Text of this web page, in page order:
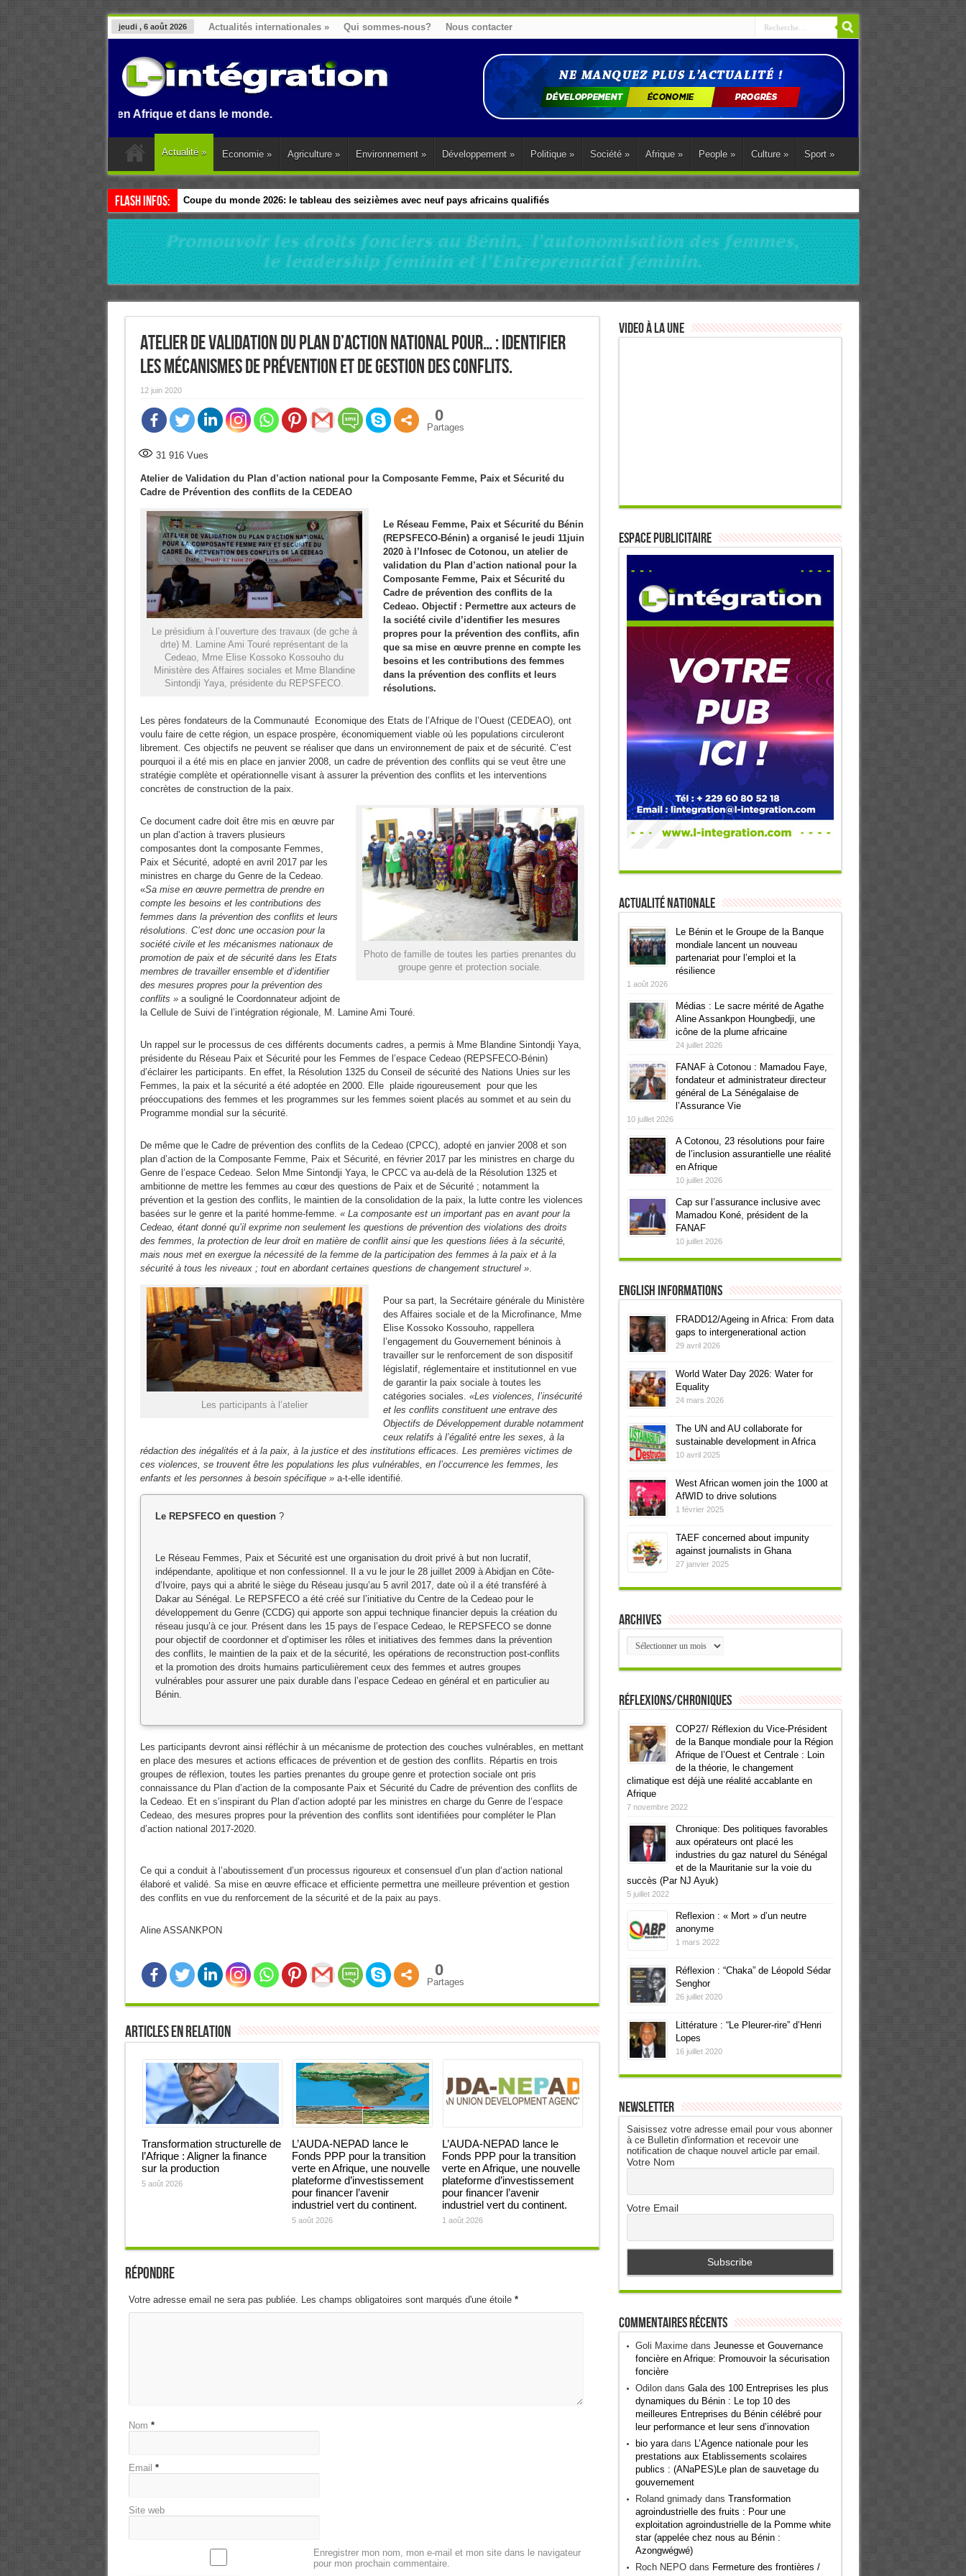
jeudi , 6 août 2026 Actualités internationales » Qui sommes-nous? Nous contacter
Benin, en Afrique et dans le monde.
Actualité » Economie » Agriculture » Environnement » Développement » Politique » Société » Afrique » People » Culture » Sport »
Flash Infos: Coupe du monde 2026: le tableau des seizièmes avec neuf pays africains qualifiés
Atelier de Validation du Plan d’action national pour… : Identifier
les mécanismes de prévention et de gestion des conflits.
12 juin 2020
0
Partages
31 916Vues
Atelier de Validation du Plan d’action national pour la Composante Femme, Paix et Sécurité du
Cadre de Prévention des conflits de la CEDEAO
Le présidium à l’ouverture des travaux (de gche à
drte) M. Lamine Ami Touré représentant de la
Cedeao, Mme Elise Kossoko Kossouho du
Ministère des Affaires sociales et Mme Blandine
Sintondji Yaya, présidente du REPSFECO.
Le Réseau Femme, Paix et Sécurité du Bénin
(REPSFECO-Bénin) a organisé le jeudi 11juin
2020 à l’Infosec de Cotonou, un atelier de
validation du Plan d’action national pour la
Composante Femme, Paix et Sécurité du
Cadre de prévention des conflits de la
Cedeao. Objectif : Permettre aux acteurs de
la société civile d’identifier les mesures
propres pour la prévention des conflits, afin
que sa mise en œuvre prenne en compte les
besoins et les contributions des femmes
dans la prévention des conflits et leurs
résolutions.
Les pères fondateurs de la Communauté Economique des Etats de l’Afrique de l’Ouest (CEDEAO), ont
voulu faire de cette région, un espace prospère, économiquement viable où les populations circuleront
librement. Ces objectifs ne peuvent se réaliser que dans un environnement de paix et de sécurité. C’est
pourquoi il a été mis en place en janvier 2008, un cadre de prévention des conflits qui se veut être une
stratégie complète et opérationnelle visant à assurer la prévention des conflits et les interventions
concrètes de construction de la paix.
Photo de famille de toutes les parties prenantes du
groupe genre et protection sociale.
Ce document cadre doit être mis en œuvre par
un plan d’action à travers plusieurs
composantes dont la composante Femmes,
Paix et Sécurité, adopté en avril 2017 par les
ministres en charge du Genre de la Cedeao.
«Sa mise en œuvre permettra de prendre en
compte les besoins et les contributions des
femmes dans la prévention des conflits et leurs
résolutions. C’est donc une occasion pour la
société civile et les mécanismes nationaux de
promotion de paix et de sécurité dans les Etats
membres de travailler ensemble et d’identifier
des mesures propres pour la prévention des
conflits »a souligné le Coordonnateur adjoint de
la Cellule de Suivi de l’intégration régionale, M. Lamine Ami Touré.
Un rappel sur le processus de ces différents documents cadres, a permis à Mme Blandine Sintondji Yaya,
présidente du Réseau Paix et Sécurité pour les Femmes de l’espace Cedeao (REPSFECO-Bénin)
d’éclairer les participants. En effet, la Résolution 1325 du Conseil de sécurité des Nations Unies sur les
Femmes, la paix et la sécurité a été adoptée en 2000. Elle plaide rigoureusement pour que les
préoccupations des femmes et les programmes sur les femmes soient placés au sommet et au sein du
Programme mondial sur la sécurité.
De même que le Cadre de prévention des conflits de la Cedeao (CPCC), adopté en janvier 2008 et son
plan d’action de la Composante Femme, Paix et Sécurité, en février 2017 par les ministres en charge du
Genre de l’espace Cedeao. Selon Mme Sintondji Yaya, le CPCC va au-delà de la Résolution 1325 et
ambitionne de mettre les femmes au cœur des questions de Paix et de Sécurité ; notamment la
prévention et la gestion des conflits, le maintien de la consolidation de la paix, la lutte contre les violences
basées sur le genre et la parité homme-femme. « La composante est un important pas en avant pour la
Cedeao, étant donné qu’il exprime non seulement les questions de prévention des violations des droits
des femmes, la protection de leur droit en matière de conflit ainsi que les questions liées à la sécurité,
mais nous met en exergue la nécessité de la femme de la participation des femmes à la paix et à la
sécurité à tous les niveaux ; tout en abordant certaines questions de changement structurel ».
Les participants à l’atelier
Pour sa part, la Secrétaire générale du Ministère
des Affaires sociale et de la Microfinance, Mme
Elise Kossoko Kossouho, rappellera
l’engagement du Gouvernement béninois à
travailler sur le renforcement de son dispositif
législatif, réglementaire et institutionnel en vue
de garantir la paix sociale à toutes les
catégories sociales. «Les violences, l’insécurité
et les conflits constituent une entrave des
Objectifs de Développement durable notamment
ceux relatifs à l’égalité entre les sexes, à la
rédaction des inégalités et à la paix, à la justice et des institutions efficaces. Les premières victimes de
ces violences, se trouvent être les populations les plus vulnérables, en l’occurrence les femmes, les
enfants et les personnes à besoin spécifique » a-t-elle identifié.
Le REPSFECO en question?
Le Réseau Femmes, Paix et Sécurité est une organisation du droit privé à but non lucratif,
indépendante, apolitique et non confessionnel. Il a vu le jour le 28 juillet 2009 à Abidjan en Côte-
d’Ivoire, pays qui a abrité le siège du Réseau jusqu’au 5 avril 2017, date où il a été transféré à
Dakar au Sénégal. Le REPSFECO a été créé sur l’initiative du Centre de la Cedeao pour le
développement du Genre (CCDG) qui apporte son appui technique financier depuis la création du
réseau jusqu’à ce jour. Présent dans les 15 pays de l’espace Cedeao, le REPSFECO se donne
pour objectif de coordonner et d’optimiser les rôles et initiatives des femmes dans la prévention
des conflits, le maintien de la paix et de la sécurité, les opérations de reconstruction post-conflits
et la promotion des droits humains particulièrement ceux des femmes et autres groupes
vulnérables pour assurer une paix durable dans l’espace Cedeao en général et en particulier au
Bénin.
Les participants devront ainsi réfléchir à un mécanisme de protection des couches vulnérables, en mettant
en place des mesures et actions efficaces de prévention et de gestion des conflits. Répartis en trois
groupes de réflexion, toutes les parties prenantes du groupe genre et protection sociale ont pris
connaissance du Plan d’action de la composante Paix et Sécurité du Cadre de prévention des conflits de
la Cedeao. Et en s’inspirant du Plan d’action adopté par les ministres en charge du Genre de l’espace
Cedeao, des mesures propres pour la prévention des conflits sont identifiées pour compléter le Plan
d’action national 2017-2020.
Ce qui a conduit à l’aboutissement d’un processus rigoureux et consensuel d’un plan d’action national
élaboré et validé. Sa mise en œuvre efficace et efficiente permettra une meilleure prévention et gestion
des conflits en vue du renforcement de la sécurité et de la paix au pays.
Aline ASSANKPON
0
Partages
Articles en relation
Transformation structurelle de
l’Afrique : Aligner la finance
sur la production
5 août 2026
L’AUDA-NEPAD lance le
Fonds PPP pour la transition
verte en Afrique, une nouvelle
plateforme d’investissement
pour financer l’avenir
industriel vert du continent.
5 août 2026
L’AUDA-NEPAD lance le
Fonds PPP pour la transition
verte en Afrique, une nouvelle
plateforme d’investissement
pour financer l’avenir
industriel vert du continent.
1 août 2026
Répondre
Votre adresse email ne sera pas publiée. Les champs obligatoires sont marqués d'une étoile *
Nom *
Email *
Site web
Enregistrer mon nom, mon e-mail et mon site dans le navigateur
pour mon prochain commentaire.
Video à la Une
ESPACE PUBLICITAIRE
Actualité Nationale
Le Bénin et le Groupe de la Banque
mondiale lancent un nouveau
partenariat pour l’emploi et la
résilience
1 août 2026
Médias : Le sacre mérité de Agathe
Aline Assankpon Houngbedji, une
icône de la plume africaine
24 juillet 2026
FANAF à Cotonou : Mamadou Faye,
fondateur et administrateur directeur
général de La Sénégalaise de
l’Assurance Vie
10 juillet 2026
A Cotonou, 23 résolutions pour faire
de l’inclusion assurantielle une réalité
en Afrique
10 juillet 2026
Cap sur l’assurance inclusive avec
Mamadou Koné, président de la
FANAF
10 juillet 2026
English informations
FRADD12/Ageing in Africa: From data
gaps to intergenerational action
29 avril 2026
World Water Day 2026: Water for
Equality
24 mars 2026
The UN and AU collaborate for
sustainable development in Africa
10 avril 2025
West African women join the 1000 at
AfWID to drive solutions
1 février 2025
TAEF concerned about impunity
against journalists in Ghana
27 janvier 2025
Archives
Archives
Réflexions/Chroniques
COP27/ Réflexion du Vice-Président
de la Banque mondiale pour la Région
Afrique de l’Ouest et Centrale : Loin
de la théorie, le changement
climatique est déjà une réalité accablante en
Afrique
7 novembre 2022
Chronique: Des politiques favorables
aux opérateurs ont placé les
industries du gaz naturel du Sénégal
et de la Mauritanie sur la voie du
succès (Par NJ Ayuk)
5 juillet 2022
Reflexion : « Mort » d’un neutre
anonyme
1 mars 2022
Réflexion : “Chaka” de Léopold Sédar
Senghor
26 juillet 2020
Littérature : “Le Pleurer-rire” d’Henri
Lopes
16 juillet 2020
Newsletter
Saisissez votre adresse email pour vous abonner
à ce Bulletin d'information et recevoir une
notification de chaque nouvel article par email.
Votre Nom
Votre Email
Commentaires récents
Goli Maximedans Jeunesse et Gouvernance
foncière en Afrique: Promouvoir la sécurisation
foncière
Odilondans Gala des 100 Entreprises les plus
dynamiques du Bénin : Le top 10 des
meilleures Entreprises du Bénin célébré pour
leur performance et leur sens d’innovation
bio yaradans L’Agence nationale pour les
prestations aux Etablissements scolaires
publics : (ANaPES)Le plan de sauvetage du
gouvernement
Roland gnimadydans Transformation
agroindustrielle des fruits : Pour une
exploitation agroindustrielle de la Pomme white
star (appelée chez nous au Bénin :
Azongwégwé)
Roch NEPOdans Fermeture des frontières /